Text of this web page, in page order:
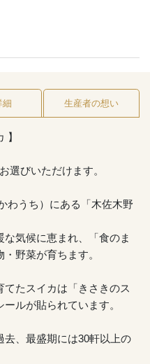
細 生産者の想い
】
選びいただけます。
わうち）にある「木佐木野
気候に恵まれ、「食のま
野菜が育ちます。
たスイカは「きさきのス
ルが貼られています。
去、最盛期には30軒以上の